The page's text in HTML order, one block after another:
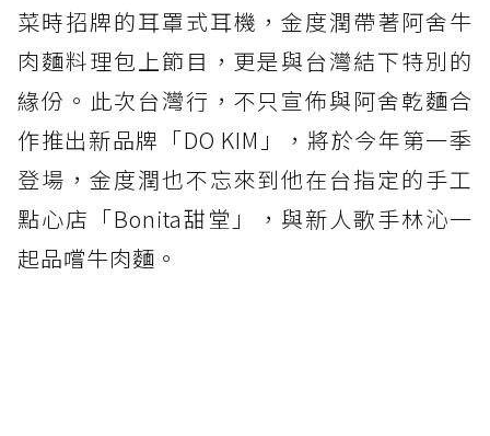
菜時招牌的耳罩式耳機，金度潤帶著阿舍牛
肉麵料理包上節目，更是與台灣結下特別的
緣份。此次台灣行，不只宣佈與阿舍乾麵合
作推出新品牌「DO KIM」，將於今年第一季
登場，金度潤也不忘來到他在台指定的手工
點心店「Bonita甜堂」，與新人歌手林沁一
起品嚐牛肉麵。